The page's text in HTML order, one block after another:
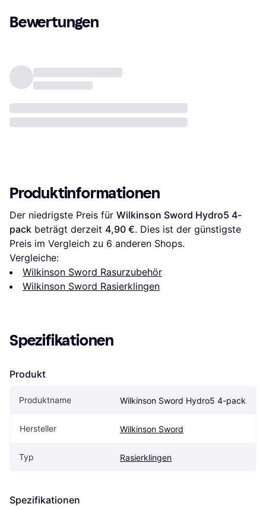
Bewertungen
Produktinformationen
Der niedrigste Preis für Wilkinson Sword Hydro5 4-
pack beträgt derzeit 4,90 €. Dies ist der günstigste
Preis im Vergleich zu 6 anderen Shops.
Vergleiche:
Wilkinson Sword Rasurzubehör
Wilkinson Sword Rasierklingen
Spezifikationen
Produkt
Produktname Wilkinson Sword Hydro5 4-pack
Hersteller Wilkinson Sword
Typ Rasierklingen
Spezifikationen